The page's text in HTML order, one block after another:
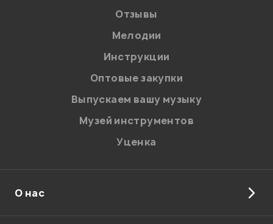
на обработку персональных данных в
Политикой в отношении обработки
персональных данных.
Введите проверочное число:
Отправить
Отзывы
Мелодии
Инструкции
Оптовые закупки
Выпускаем вашу музыку
Музей инструментов
Уценка
О нас